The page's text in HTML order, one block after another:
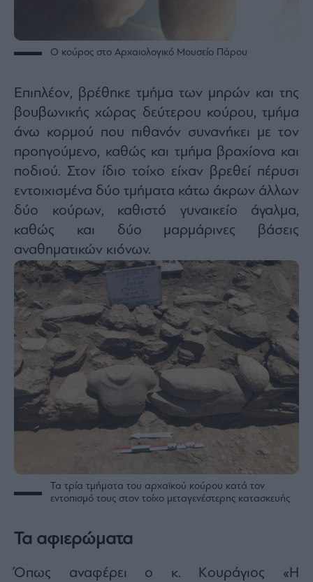
Ο κούρος στο Αρχαιολογικό Μουσείο Πάρου
Επιπλέον, βρέθηκε τμήμα των μηρών και της
βουβωνικής χώρας δεύτερου κούρου, τμήμα
άνω κορμού που πιθανόν συνανήκει με τον
προηγούμενο, καθώς και τμήμα βραχίονα και
ποδιού. Στον ίδιο τοίχο είχαν βρεθεί πέρυσι
εντοιχισμένα δύο τμήματα κάτω άκρων άλλων
δύο κούρων, καθιστό γυναικείο άγαλμα,
καθώς και δύο μαρμάρινες βάσεις
αναθηματικών κιόνων.
Τα τρία τμήματα του αρχαϊκού κούρου κατά τον
εντοπισμό τους στον τοίχο μεταγενέστερης κατασκευής
Τα αφιερώματα
Όπως αναφέρει ο κ. Κουράγιος «Η